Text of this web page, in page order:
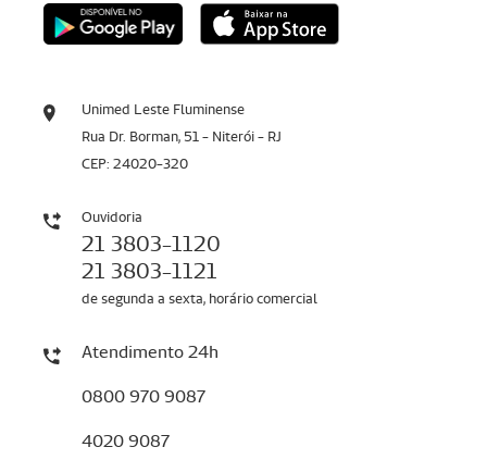
Unimed Leste Fluminense
Rua Dr. Borman, 51 - Niterói - RJ
CEP: 24020-320
Ouvidoria
21 3803-1120
21 3803-1121
de segunda a sexta, horário comercial
Atendimento 24h
0800 970 9087
4020 9087